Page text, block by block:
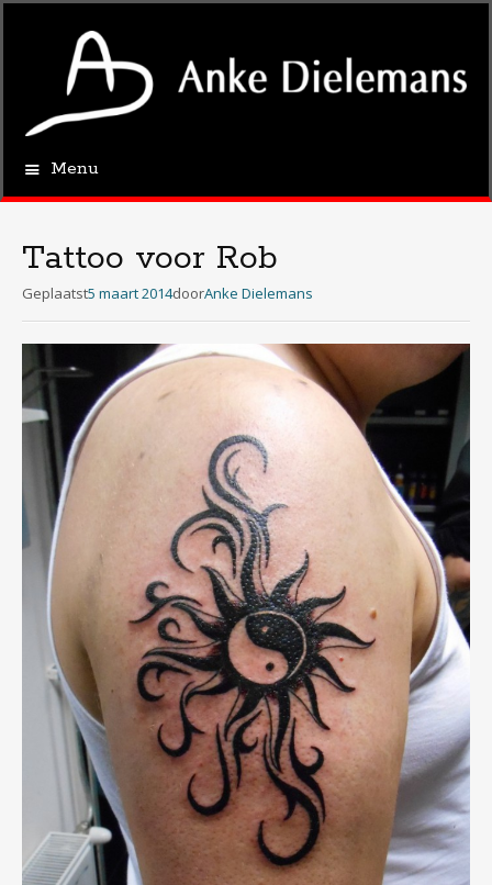
Menu
inhoud
Tattoo voor Rob
Geplaatst5 maart 2014doorAnke Dielemans